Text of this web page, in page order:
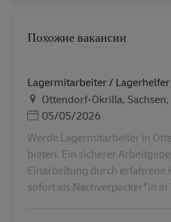
Похожие вакансии
Lagermitarbeiter /
Местоположение
Ottendorf-Okrilla,
Дата публикации
05/05/2026
Werde Lagermitarbeiter in
bieten. Ein sicherer
Einarbeitung durch erfahrene
sofort als Nachverpacker*in in